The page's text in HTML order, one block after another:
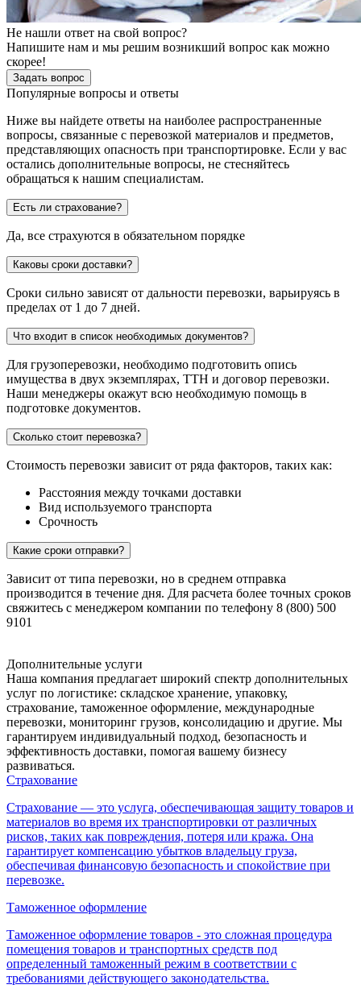
Не нашли ответ на свой вопрос?
Напишите нам и мы решим возникший вопрос как можно
скорее!
Задать вопрос
Популярные вопросы и ответы
Ниже вы найдете ответы на наиболее распространенные
вопросы, связанные с перевозкой материалов и предметов,
представляющих опасность при транспортировке. Если у вас
остались дополнительные вопросы, не стесняйтесь
обращаться к нашим специалистам.
Есть ли страхование?
Да, все страхуются в обязательном порядке
Каковы сроки доставки?
Сроки сильно зависят от дальности перевозки, варьируясь в
пределах от 1 до 7 дней.
Что входит в список необходимых документов?
Для грузоперевозки, необходимо подготовить опись
имущества в двух экземплярах, ТТН и договор перевозки.
Наши менеджеры окажут всю необходимую помощь в
подготовке документов.
Сколько стоит перевозка?
Стоимость перевозки зависит от ряда факторов, таких как:
Расстояния между точками доставки
Вид используемого транспорта
Срочность
Какие сроки отправки?
Зависит от типа перевозки, но в среднем отправка
производится в течение дня. Для расчета более точных сроков
свяжитесь с менеджером компании по телефону 8 (800) 500
9101
Дополнительные услуги
Наша компания предлагает широкий спектр дополнительных
услуг по логистике: складское хранение, упаковку,
страхование, таможенное оформление, международные
перевозки, мониторинг грузов, консолидацию и другие. Мы
гарантируем индивидуальный подход, безопасность и
эффективность доставки, помогая вашему бизнесу
развиваться.
Страхование
Страхование — это услуга, обеспечивающая защиту товаров и
материалов во время их транспортировки от различных
рисков, таких как повреждения, потеря или кража. Она
гарантирует компенсацию убытков владельцу груза,
обеспечивая финансовую безопасность и спокойствие при
перевозке.
Таможенное оформление
Таможенное оформление товаров - это сложная процедура
помещения товаров и транспортных средств под
определенный таможенный режим в соответствии с
требованиями действующего законодательства.